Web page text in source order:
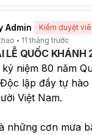
Admin
Kiểm duyệt
11 tháng trước
LỄ QUỐC KHÁNH
niệm 80 năm
lập đầy tự hào
Việt Nam.
những cơn mưa